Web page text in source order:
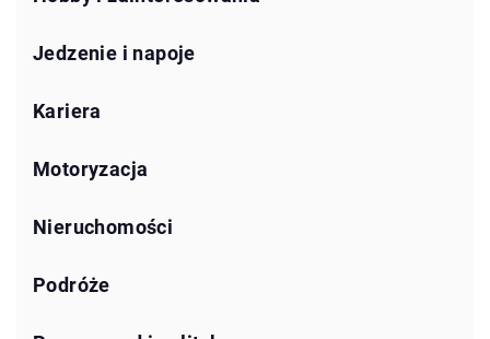
Jedzenie i napoje
Kariera
Motoryzacja
Nieruchomości
Podróże